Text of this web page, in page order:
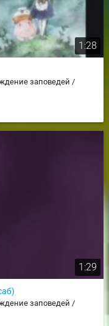
1:28
заповедей /
1:29
заповедей /